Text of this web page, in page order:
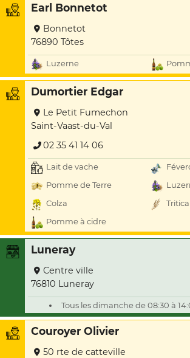
Earl Bonnetot
Bonnetot
76890 Tôtes
Luzerne
Dumortier Edgar
Le Petit Fumechon
Saint-Vaast-du-Val
02 35 41 14 06
Lait de vache
Pomme de Terre
Colza
Pomme à cidre
Luneray
Centre ville
76810 Luneray
Tous les dimanche de 08:30 à
Couroyer Olivier
50 rte de catteville